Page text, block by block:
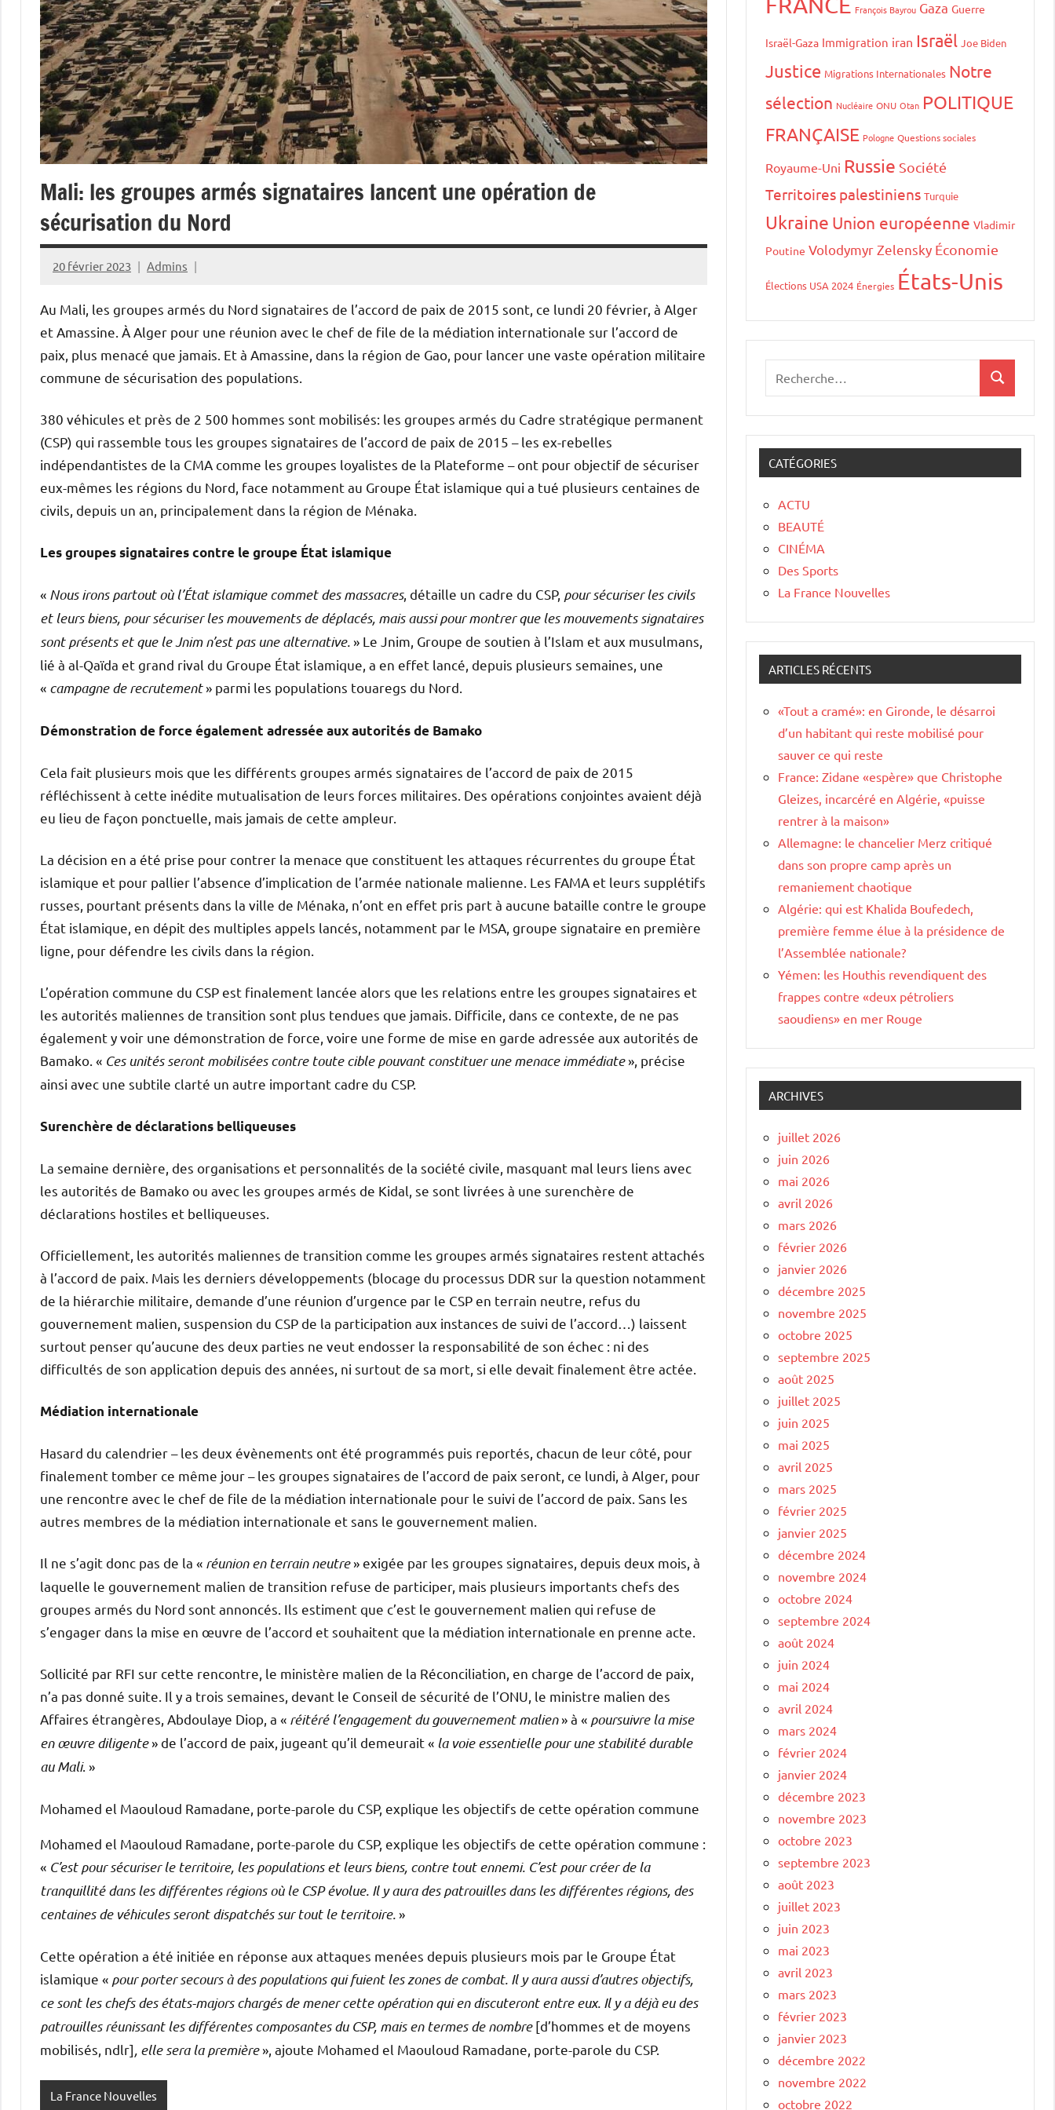
Mali: les groupes armés signataires lancent une opération de
sécurisation du Nord
20 février 2023 Admins
Au Mali, les groupes armés du Nord signataires de l’accord de paix de 2015 sont, ce lundi 20 février, à Alger
et Amassine. À Alger pour une réunion avec le chef de file de la médiation internationale sur l’accord de
paix, plus menacé que jamais. Et à Amassine, dans la région de Gao, pour lancer une vaste opération militaire
commune de sécurisation des populations.
380 véhicules et près de 2 500 hommes sont mobilisés: les groupes armés du Cadre stratégique permanent
(CSP) qui rassemble tous les groupes signataires de l’accord de paix de 2015 – les ex-rebelles
indépendantistes de la CMA comme les groupes loyalistes de la Plateforme – ont pour objectif de sécuriser
eux-mêmes les régions du Nord, face notamment au Groupe État islamique qui a tué plusieurs centaines de
civils, depuis un an, principalement dans la région de Ménaka.
Les groupes signataires contre le groupe État islamique
« Nous irons partout où l’État islamique commet des massacres, détaille un cadre du CSP, pour sécuriser les civils
et leurs biens, pour sécuriser les mouvements de déplacés, mais aussi pour montrer que les mouvements signataires
sont présents et que le Jnim n’est pas une alternative. » Le Jnim, Groupe de soutien à l’Islam et aux musulmans,
lié à al-Qaïda et grand rival du Groupe État islamique, a en effet lancé, depuis plusieurs semaines, une
« campagne de recrutement» parmi les populations touaregs du Nord.
Démonstration de force également adressée aux autorités de Bamako
Cela fait plusieurs mois que les différents groupes armés signataires de l’accord de paix de 2015
réfléchissent à cette inédite mutualisation de leurs forces militaires. Des opérations conjointes avaient déjà
eu lieu de façon ponctuelle, mais jamais de cette ampleur.
La décision en a été prise pour contrer la menace que constituent les attaques récurrentes du groupe État
islamique et pour pallier l’absence d’implication de l’armée nationale malienne. Les FAMA et leurs supplétifs
russes, pourtant présents dans la ville de Ménaka, n’ont en effet pris part à aucune bataille contre le groupe
État islamique, en dépit des multiples appels lancés, notamment par le MSA, groupe signataire en première
ligne, pour défendre les civils dans la région.
L’opération commune du CSP est finalement lancée alors que les relations entre les groupes signataires et
les autorités maliennes de transition sont plus tendues que jamais. Difficile, dans ce contexte, de ne pas
également y voir une démonstration de force, voire une forme de mise en garde adressée aux autorités de
Bamako. « Ces unités seront mobilisées contre toute cible pouvant constituer une menace immédiate», précise
ainsi avec une subtile clarté un autre important cadre du CSP.
Surenchère de déclarations belliqueuses
La semaine dernière, des organisations et personnalités de la société civile, masquant mal leurs liens avec
les autorités de Bamako ou avec les groupes armés de Kidal, se sont livrées à une surenchère de
déclarations hostiles et belliqueuses.
Officiellement, les autorités maliennes de transition comme les groupes armés signataires restent attachés
à l’accord de paix. Mais les derniers développements (blocage du processus DDR sur la question notamment
de la hiérarchie militaire, demande d’une réunion d’urgence par le CSP en terrain neutre, refus du
gouvernement malien, suspension du CSP de la participation aux instances de suivi de l’accord…) laissent
surtout penser qu’aucune des deux parties ne veut endosser la responsabilité de son échec : ni des
difficultés de son application depuis des années, ni surtout de sa mort, si elle devait finalement être actée.
Médiation internationale
Hasard du calendrier – les deux évènements ont été programmés puis reportés, chacun de leur côté, pour
finalement tomber ce même jour – les groupes signataires de l’accord de paix seront, ce lundi, à Alger, pour
une rencontre avec le chef de file de la médiation internationale pour le suivi de l’accord de paix. Sans les
autres membres de la médiation internationale et sans le gouvernement malien.
Il ne s’agit donc pas de la « réunion en terrain neutre» exigée par les groupes signataires, depuis deux mois, à
laquelle le gouvernement malien de transition refuse de participer, mais plusieurs importants chefs des
groupes armés du Nord sont annoncés. Ils estiment que c’est le gouvernement malien qui refuse de
s’engager dans la mise en œuvre de l’accord et souhaitent que la médiation internationale en prenne acte.
Sollicité par RFI sur cette rencontre, le ministère malien de la Réconciliation, en charge de l’accord de paix,
n’a pas donné suite. Il y a trois semaines, devant le Conseil de sécurité de l’ONU, le ministre malien des
Affaires étrangères, Abdoulaye Diop, a « réitéré l’engagement du gouvernement malien» à « poursuivre la mise
en œuvre diligente» de l’accord de paix, jugeant qu’il demeurait « la voie essentielle pour une stabilité durable
au Mali. »
Mohamed el Maouloud Ramadane, porte-parole du CSP, explique les objectifs de cette opération commune
Mohamed el Maouloud Ramadane, porte-parole du CSP, explique les objectifs de cette opération commune :
« C’est pour sécuriser le territoire, les populations et leurs biens, contre tout ennemi. C’est pour créer de la
tranquillité dans les différentes régions où le CSP évolue. Il y aura des patrouilles dans les différentes régions, des
centaines de véhicules seront dispatchés sur tout le territoire. »
Cette opération a été initiée en réponse aux attaques menées depuis plusieurs mois par le Groupe État
islamique « pour porter secours à des populations qui fuient les zones de combat. Il y aura aussi d’autres objectifs,
ce sont les chefs des états-majors chargés de mener cette opération qui en discuteront entre eux. Il y a déjà eu des
patrouilles réunissant les différentes composantes du CSP, mais en termes de nombre[d’hommes et de moyens
mobilisés, ndlr], elle sera la première», ajoute Mohamed el Maouloud Ramadane, porte-parole du CSP.
La France Nouvelles
François Bayrou Gaza Guerre
Israël-Gaza Immigration iran Israël Joe Biden
Justice Migrations Internationales Notre
sélection Nucléaire ONU Otan POLITIQUE
FRANÇAISE Pologne Questions sociales
Royaume-Uni Russie Société
Territoires palestiniens Turquie
Ukraine Union européenne Vladimir
Poutine Volodymyr Zelensky Économie
Élections USA 2024 Énergies États-Unis
CATÉGORIES
ACTU
BEAUTÉ
CINÉMA
Des Sports
La France Nouvelles
ARTICLES RÉCENTS
«Tout a cramé»: en Gironde, le désarroi
d’un habitant qui reste mobilisé pour
sauver ce qui reste
France: Zidane «espère» que Christophe
Gleizes, incarcéré en Algérie, «puisse
rentrer à la maison»
Allemagne: le chancelier Merz critiqué
dans son propre camp après un
remaniement chaotique
Algérie: qui est Khalida Boufedech,
première femme élue à la présidence de
l’Assemblée nationale?
Yémen: les Houthis revendiquent des
frappes contre «deux pétroliers
saoudiens» en mer Rouge
ARCHIVES
juillet 2026
juin 2026
mai 2026
avril 2026
mars 2026
février 2026
janvier 2026
décembre 2025
novembre 2025
octobre 2025
septembre 2025
août 2025
juillet 2025
juin 2025
mai 2025
avril 2025
mars 2025
février 2025
janvier 2025
décembre 2024
novembre 2024
octobre 2024
septembre 2024
août 2024
juin 2024
mai 2024
avril 2024
mars 2024
février 2024
janvier 2024
décembre 2023
novembre 2023
octobre 2023
septembre 2023
août 2023
juillet 2023
juin 2023
mai 2023
avril 2023
mars 2023
février 2023
janvier 2023
décembre 2022
novembre 2022
octobre 2022